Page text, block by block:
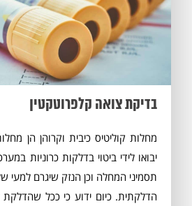
בדיקת צואה קלפרוטקטין
מחלות קוליטיס כיבית וקרוהן הן
יבואו לידי ביטוי בדלקות כרוניות
תסמיני המחלה וכן הנזק שיגרם למעי
הדלקתית. כיום ידוע כי ככל